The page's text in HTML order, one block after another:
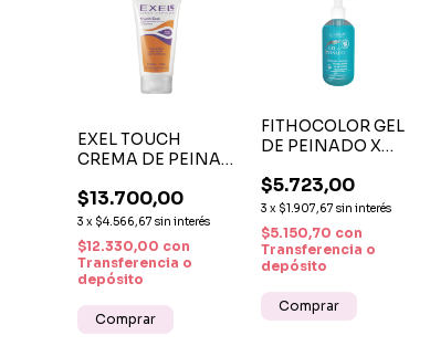
EXEL TOUCH
CREMA DE PEINAR
DEL FRIZZ,
HIDRATACIÓN Y
DEFINICIÓN
$13.700,00
3 x $4.566,67 sin interés
$12.330,00 con
Transferencia o
depósito
FITHOCOLOR GEL
DE PEINADO X
FIJACIÓN FUERTE
Y ACABADO
NATURAL SIN
RESIDUOS
$5.723,00
3 x $1.907,67 sin interés
$5.150,70 con
Transferencia o
depósito